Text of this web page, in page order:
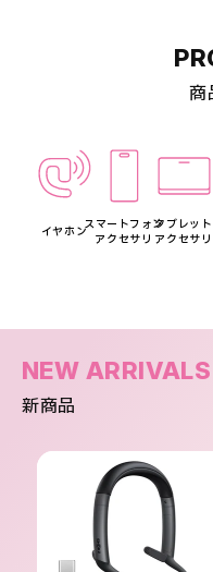
商
イヤホンスマートフォン
アクセサリ
タブレット
アクセサリ
NEW ARRIVALS
新商品